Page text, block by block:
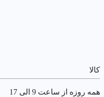
کالا
همه روزه از ساعت 9 الی 17